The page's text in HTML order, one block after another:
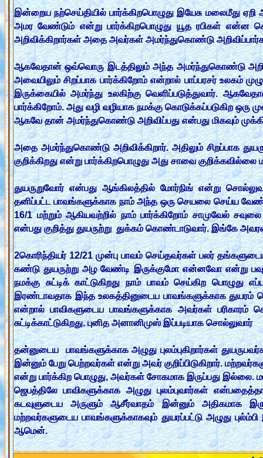
இன்றைய நற்செய்தியில் பார்க்கிறபொழுது இயேசு மலைமீது
அமர வேண்டும் என்று பார்க்கிறபொழுது யூத ரபிகள் என்ன
அறிவிக்கிறார்கள் அதை அவர்கள் அமர்ந்துகொண்டு
ஆகவேதான் ஒவ்வொரு இடத்திலும் அந்த அமர்ந்துகொண்டு
அவையிலும் சிறப்பாக பார்க்கிறோம் என்றால் பாப்பரசர் உலகம்
இருக்கையில் அமர்ந்து உலகிற்கு வெளிப்படுத்துவார்.
பார்க்கிறோம். அது வழி வழியாக நமக்கு கொடுக்கப்படுகிற ஒரு
ஆகவே தான் அமர்ந்துகொண்டு அறிவிப்பது என்பது மிகவும்
அதை அமர்ந்துகொண்டு அறிவிக்கிறார். அதிலும் சிறப்பாக
குறிக்கிறது என்று பார்க்கிறபொழுது அது சாவை குறிக்கவில்லை
துயருறுவோர் என்பது ஆங்கிலத்தில் மோர்நிங் என்று
தனிப்பட்ட பாவங்களுக்காக நாம் அந்த ஒரு செயலை செய்ய
16/1 மற்றும் ஆகியவற்றில் நாம் பார்க்கிறோம் சாமுவேல்
என்பது குறித்து துயருற்று துக்கம் கொண்டாடுவார். இங்கே
2கொரிந்தியர் 12/21 முன்பு பாவம் செய்தவர்கள் பலர்
கண்டு துயருற்று அழ வேண்டி இருக்குமோ என்னவோ என்று
நமக்கு சுட்டிக் காட்டுகிறது நாம் பாவம் செய்கிற பொழுது
இரண்டாவதாக இந்த உலகத்தினுடைய பாவங்களுக்காக துயரம்
என்றால் பாவிகளுடைய பாவங்களுக்காக அவர்கள் பரிகாரம்
சுட்டிக்காட்டுகிறது. புனித அனானிமுஸ் இப்படியாக சொல்லுவார்
தன்னுடைய பாவங்களுக்காக அழுது புலம்புகிறார்கள்
இன்னும் பேறு பெற்றவர்கள் என்று அவர் குறிப்பிடுகிறார்.
என்று பார்க்கிற பொழுது, அவர்கள் சோகமாக இருப்பது இல்லை.
ஜெபத்திலே பாவிகளுக்காக அழுது புலம்புவார்கள்
கடவுளுடைய அருளும் ஆசீர்வாதம் இன்னும் அதிகமாக
மற்றவர்களுடைய பாவங்களுக்காகவும் துயரப்பட்டு அழுது
ஆமென்.